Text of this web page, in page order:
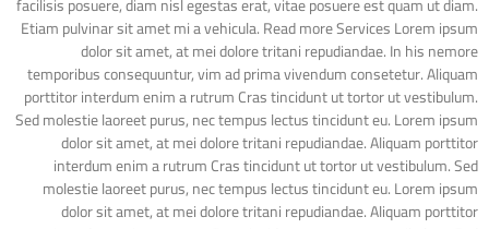
facilisis posuere, diam nisl egestas erat, vitae posuere est quam ut diam.
Etiam pulvinar sit amet mi a vehicula. Read more Services Lorem ipsum
dolor sit amet, at mei dolore tritani repudiandae. In his nemore
temporibus consequuntur, vim ad prima vivendum consetetur. Aliquam
porttitor interdum enim a rutrum Cras tincidunt ut tortor ut vestibulum.
Sed molestie laoreet purus, nec tempus lectus tincidunt eu. Lorem ipsum
dolor sit amet, at mei dolore tritani repudiandae. Aliquam porttitor
interdum enim a rutrum Cras tincidunt ut tortor ut vestibulum. Sed
molestie laoreet purus, nec tempus lectus tincidunt eu. Lorem ipsum
dolor sit amet, at mei dolore tritani repudiandae. Aliquam porttitor